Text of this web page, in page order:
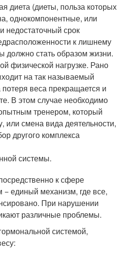
диета (диеты, польза которых
однокомпонентные, или
недостаточный срок
к лишнему
должно стать образом жизни.
физической нагрузке. Рано
на так называемый
веса прекращается и
В этом случае необходимо
тренером, который
или смена вида деятельности,
другого комплекса
системы.
к сфере
единый механизм, где все,
При нарушении
различные проблемы.
системой,